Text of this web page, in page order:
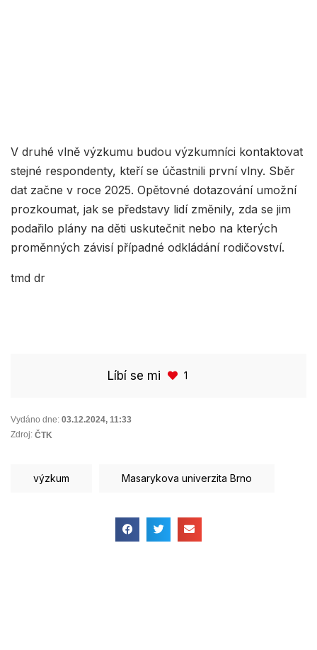
V druhé vlně výzkumu budou výzkumníci kontaktovat
stejné respondenty, kteří se účastnili první vlny. Sběr
dat začne v roce 2025. Opětovné dotazování umožní
prozkoumat, jak se představy lidí změnily, zda se jim
podařilo plány na děti uskutečnit nebo na kterých
proměnných závisí případné odkládání rodičovství.
tmd dr
Líbí se mi 1
Vydáno dne: 03.12.2024, 11:33
Zdroj: ČTK
výzkum Masarykova univerzita Brno